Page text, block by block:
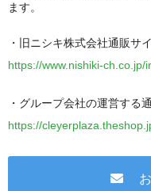
ます。
・旧ニシキ株式会社通販サ
https://www.nishiki-ch.co.jp/
・グループ会社の運営する
https://